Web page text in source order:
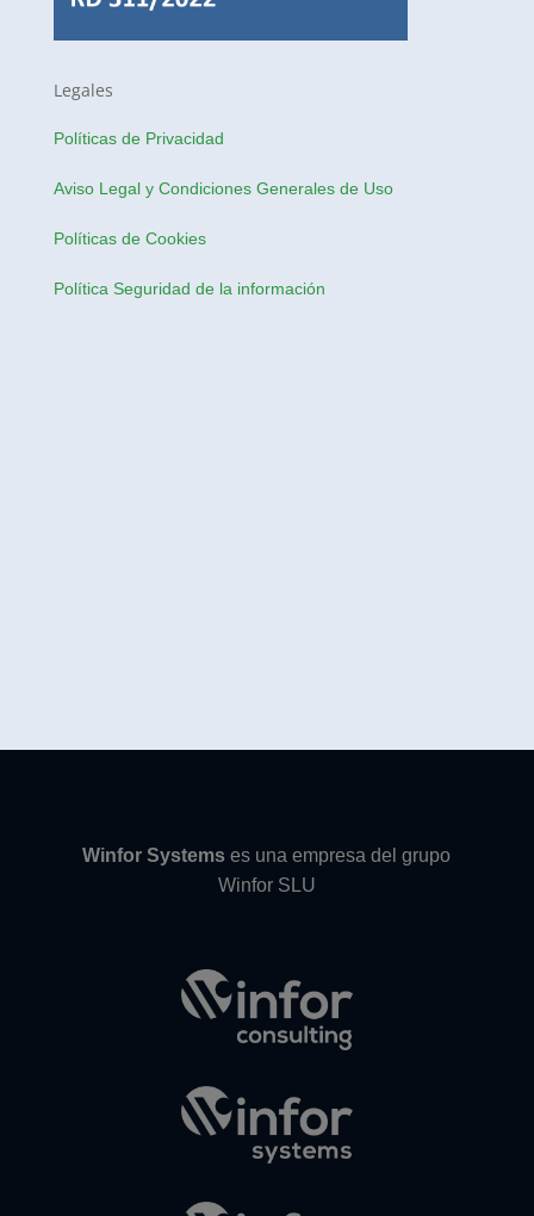
Legales
Políticas de Privacidad
Aviso Legal y Condiciones Generales de Uso
Políticas de Cookies
Política Seguridad de la información
Winfor Systems es una empresa del grupo
Winfor SLU